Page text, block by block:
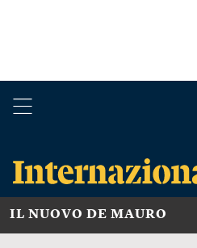
IL NUOVO DE MAURO